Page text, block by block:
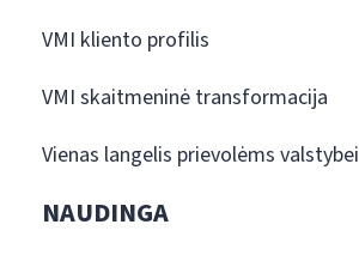
VMI kliento profilis
VMI skaitmeninė transformacija
Vienas langelis prievolėms
NAUDINGA